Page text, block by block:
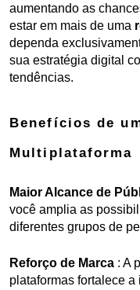
aumentando as
estar em mais de uma
dependa
sua estratégia digital
tendências.
Benefícios de
Multiplataforma
Maior Alcance de
você amplia as
diferentes grupos de
Reforço de Marca : A
plataformas fortalece